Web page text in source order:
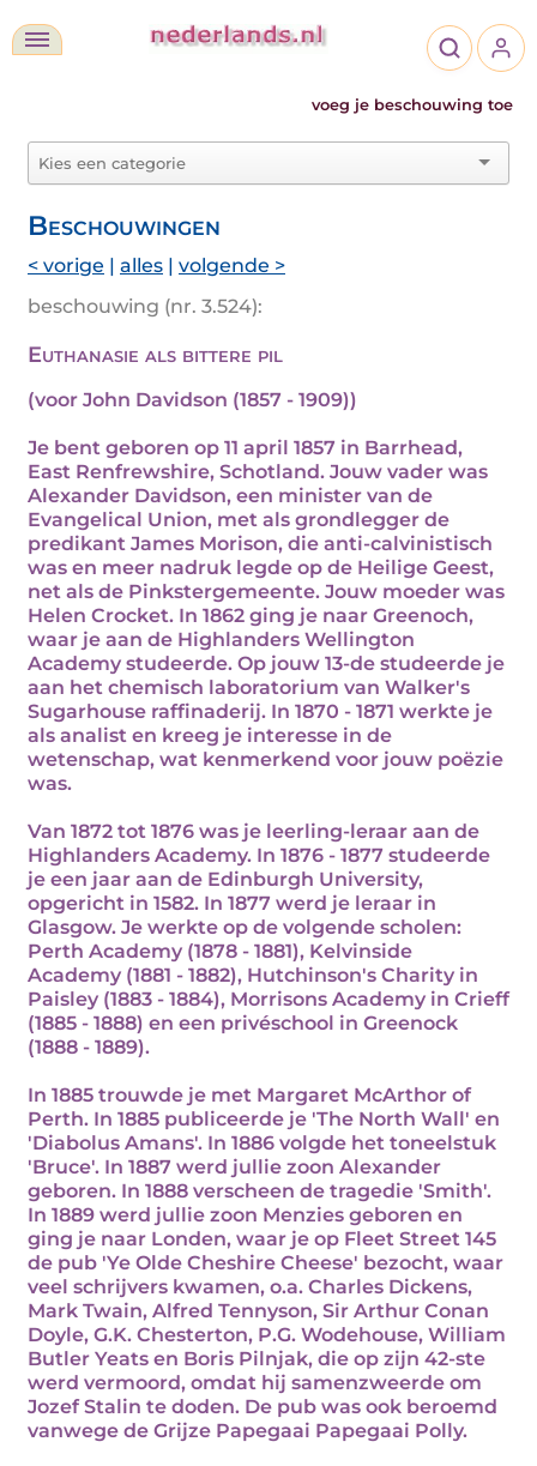
voeg je beschouwing toe
Beschouwingen
< vorige | alles | volgende >
beschouwing (nr. 3.524):
Euthanasie als bittere pil
(voor John Davidson (1857 - 1909))
Je bent geboren op 11 april 1857 in Barrhead,
East Renfrewshire, Schotland. Jouw vader was
Alexander Davidson, een minister van de
Evangelical Union, met als grondlegger de
predikant James Morison, die anti-calvinistisch
was en meer nadruk legde op de Heilige Geest,
net als de Pinkstergemeente. Jouw moeder was
Helen Crocket. In 1862 ging je naar Greenoch,
waar je aan de Highlanders Wellington
Academy studeerde. Op jouw 13-de studeerde je
aan het chemisch laboratorium van Walker's
Sugarhouse raffinaderij. In 1870 - 1871 werkte je
als analist en kreeg je interesse in de
wetenschap, wat kenmerkend voor jouw poëzie
was.
Van 1872 tot 1876 was je leerling-leraar aan de
Highlanders Academy. In 1876 - 1877 studeerde
je een jaar aan de Edinburgh University,
opgericht in 1582. In 1877 werd je leraar in
Glasgow. Je werkte op de volgende scholen:
Perth Academy (1878 - 1881), Kelvinside
Academy (1881 - 1882), Hutchinson's Charity in
Paisley (1883 - 1884), Morrisons Academy in Crieff
(1885 - 1888) en een privéschool in Greenock
(1888 - 1889).
In 1885 trouwde je met Margaret McArthor of
Perth. In 1885 publiceerde je 'The North Wall' en
'Diabolus Amans'. In 1886 volgde het toneelstuk
'Bruce'. In 1887 werd jullie zoon Alexander
geboren. In 1888 verscheen de tragedie 'Smith'.
In 1889 werd jullie zoon Menzies geboren en
ging je naar Londen, waar je op Fleet Street 145
de pub 'Ye Olde Cheshire Cheese' bezocht, waar
veel schrijvers kwamen, o.a. Charles Dickens,
Mark Twain, Alfred Tennyson, Sir Arthur Conan
Doyle, G.K. Chesterton, P.G. Wodehouse, William
Butler Yeats en Boris Pilnjak, die op zijn 42-ste
werd vermoord, omdat hij samenzweerde om
Jozef Stalin te doden. De pub was ook beroemd
vanwege de Grijze Papegaai Papegaai Polly.